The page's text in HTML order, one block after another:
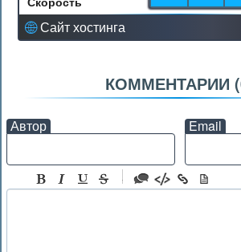
Сайт хостинга
КОММЕНТАРИИ (
Автор Email
-